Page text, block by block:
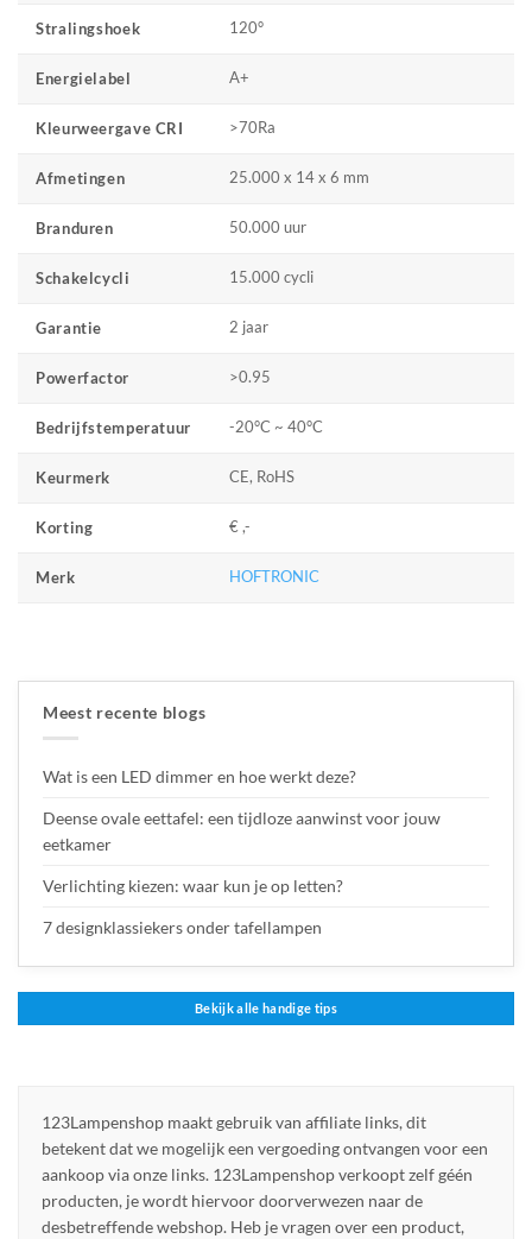
Stralingshoek 120°
Energielabel A+
Kleurweergave CRI >70Ra
Afmetingen 25.000 x 14 x 6 mm
Branduren 50.000 uur
Schakelcycli 15.000 cycli
Garantie 2 jaar
Powerfactor >0.95
Bedrijfstemperatuur -20°C ~ 40°C
Keurmerk CE, RoHS
Korting € ,-
Merk HOFTRONIC
Meest recente blogs
Wat is een LED dimmer en hoe werkt deze?
Deense ovale eettafel: een tijdloze aanwinst voor jouw
eetkamer
Verlichting kiezen: waar kun je op letten?
7 designklassiekers onder tafellampen
Bekijk alle handige tips
123Lampenshop maakt gebruik van affiliate links, dit
betekent dat we mogelijk een vergoeding ontvangen voor een
aankoop via onze links. 123Lampenshop verkoopt zelf géén
producten, je wordt hiervoor doorverwezen naar de
desbetreffende webshop. Heb je vragen over een product,